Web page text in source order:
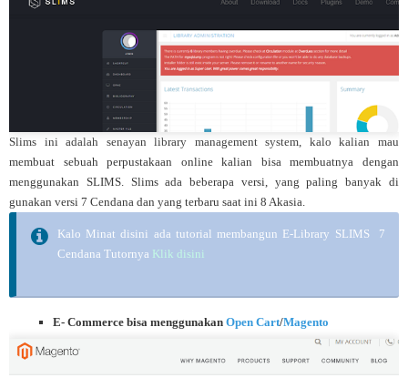
Slims ini adalah senayan library management system, kalo kalian mau
membuat sebuah perpustakaan online kalian bisa membuatnya dengan
menggunakan SLIMS. Slims ada beberapa versi, yang paling banyak di
gunakan versi 7 Cendana dan yang terbaru saat ini 8 Akasia.
Kalo Minat disini ada tutorial membangun E-Library SLIMS 7
Cendana Tutornya Klik disini
E- Commerce bisa menggunakan Open Cart/Magento